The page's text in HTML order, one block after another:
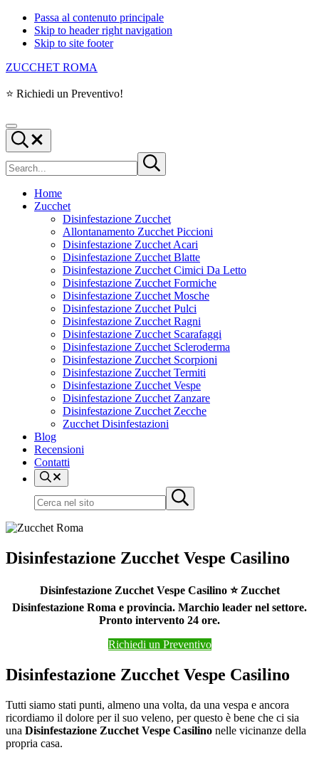
Passa al contenuto principale
Skip to header right navigation
Skip to site footer
ZUCCHET ROMA
⭐ Richiedi un Preventivo!
Menu
Search...
nel
Submit
search
Home
Zucchet
Disinfestazione Zucchet
Allontanamento Zucchet Piccioni
Disinfestazione Zucchet Acari
Disinfestazione Zucchet Blatte
Disinfestazione Zucchet Cimici Da Letto
Disinfestazione Zucchet Formiche
Disinfestazione Zucchet Mosche
Disinfestazione Zucchet Pulci
Disinfestazione Zucchet Ragni
Disinfestazione Zucchet Scarafaggi
Disinfestazione Zucchet Scleroderma
Disinfestazione Zucchet Scorpioni
Disinfestazione Zucchet Termiti
Disinfestazione Zucchet Vespe
Disinfestazione Zucchet Zanzare
Disinfestazione Zucchet Zecche
Zucchet Disinfestazioni
Blog
Recensioni
Contatti
Cerca
nel
sito
nel
Submit
search
Disinfestazione Zucchet Vespe Casilino
Disinfestazione Zucchet Vespe Casilino ⭐ Zucchet
Disinfestazione Roma e provincia. Marchio leader nel settore.
Pronto intervento 24 ore.
Richiedi un Preventivo
Disinfestazione Zucchet Vespe Casilino
Tutti siamo stati punti, almeno una volta, da una vespa e ancora
ricordiamo il dolore per il suo veleno, per questo è bene che ci sia
una Disinfestazione Zucchet Vespe Casilino nelle vicinanze della
propria casa.